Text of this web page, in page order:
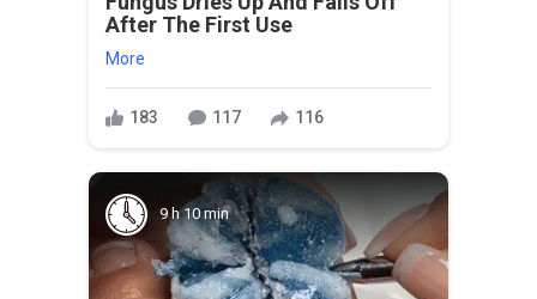
After The First Use
More
183 117 116
9 h 10 min